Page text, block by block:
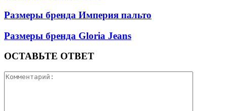
Размеры бренда Империя пальто
Размеры бренда Gloria Jeans
ОСТАВЬТЕ ОТВЕТ